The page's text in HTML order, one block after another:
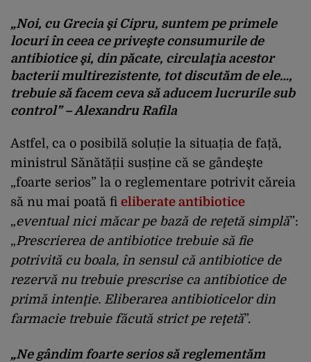
„Noi, cu Grecia şi Cipru, suntem pe primele
locuri în ceea ce priveşte consumurile de
antibiotice şi, din păcate, circulaţia acestor
bacterii multirezistente, tot discutăm de ele…,
trebuie să facem ceva să aducem lucrurile sub
control” – Alexandru Rafila
Astfel, ca o posibilă soluție la situația de față,
ministrul Sănătății susține că se gândeşte
„foarte serios” la o reglementare potrivit căreia
să nu mai poată fi eliberate antibiotice
„eventual nici măcar pe bază de reţetă simplă”:
„Prescrierea de antibiotice trebuie să fie
potrivită cu boala, în sensul că antibiotice de
rezervă nu trebuie prescrise ca antibiotice de
primă intenţie. Eliberarea antibioticelor din
farmacie trebuie făcută strict pe reţetă”.
„Ne gândim foarte serios să reglementăm